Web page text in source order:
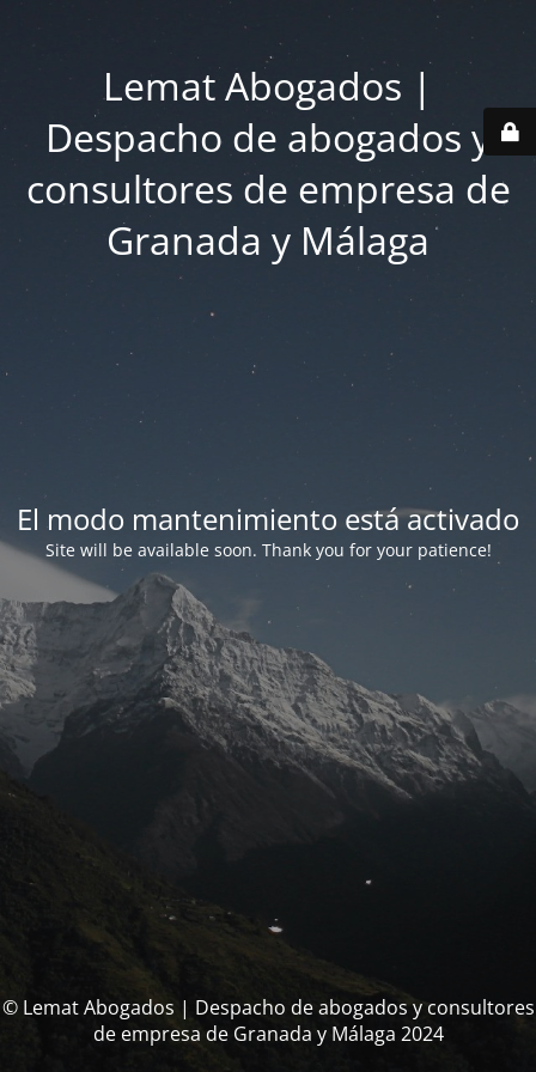
Lemat Abogados |
Despacho de abogados y
consultores de empresa de
Granada y Málaga
El modo mantenimiento está activado
Site will be available soon. Thank you for your patience!
© Lemat Abogados | Despacho de abogados y consultores
de empresa de Granada y Málaga 2024